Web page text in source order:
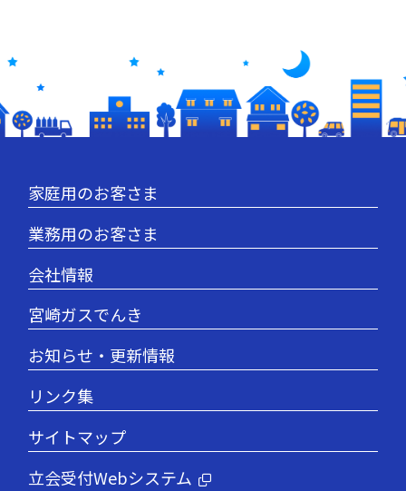
家庭用のお客さま
業務用のお客さま
会社情報
宮崎ガスでんき
お知らせ・更新情報
リンク集
サイトマップ
立会受付Webシステム